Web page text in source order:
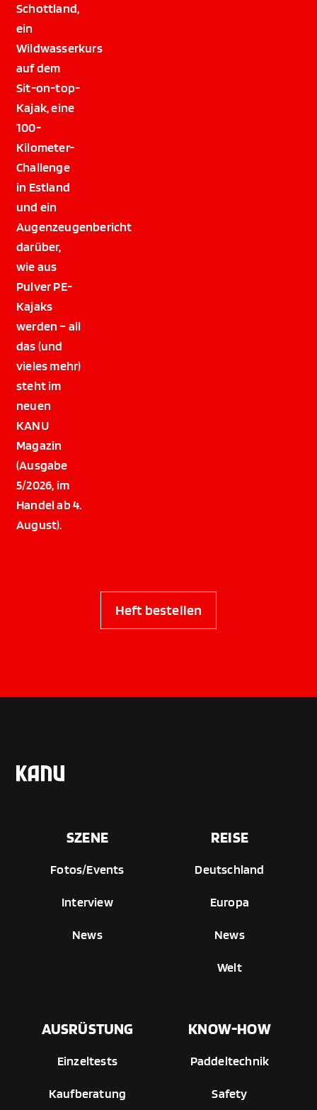
Schottland,
ein
Wildwasserkurs
auf dem
Sit-on-top-
Kajak, eine
100-
Kilometer-
Challenge
in Estland
und ein
Augenzeugenbericht
darüber,
wie aus
Pulver PE-
Kajaks
werden – all
das (und
vieles mehr)
steht im
neuen
KANU
Magazin
(Ausgabe
5/2026, im
Handel ab 4.
August).
Heft bestellen
SZENE
Fotos/Events
Interview
News
REISE
Deutschland
Europa
News
Welt
AUSRÜSTUNG
Einzeltests
Kaufberatung
KNOW-HOW
Paddeltechnik
Safety